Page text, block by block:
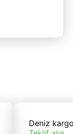
Deniz